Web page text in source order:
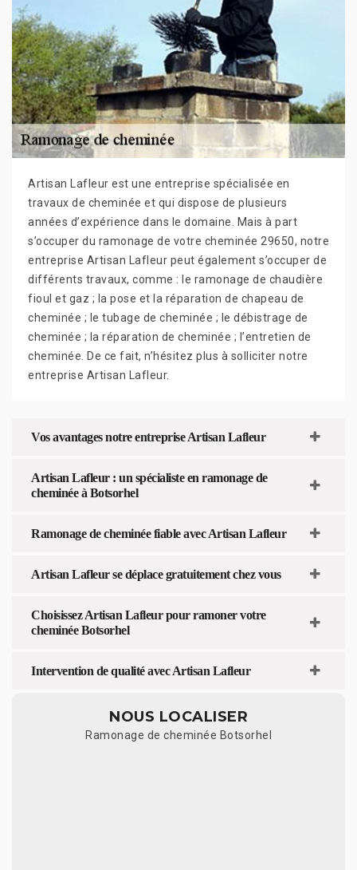
Artisan Lafleur est une entreprise spécialisée en
travaux de cheminée et qui dispose de plusieurs
années d’expérience dans le domaine. Mais à part
s’occuper du ramonage de votre cheminée 29650, notre
entreprise Artisan Lafleur peut également s’occuper de
différents travaux, comme : le ramonage de chaudière
fioul et gaz ; la pose et la réparation de chapeau de
cheminée ; le tubage de cheminée ; le débistrage de
cheminée ; la réparation de cheminée ; l’entretien de
cheminée. De ce fait, n’hésitez plus à solliciter notre
entreprise Artisan Lafleur.
Vos avantages notre entreprise Artisan Lafleur
Artisan Lafleur : un spécialiste en ramonage de
cheminée à Botsorhel
Ramonage de cheminée fiable avec Artisan Lafleur
Artisan Lafleur se déplace gratuitement chez vous
Choisissez Artisan Lafleur pour ramoner votre
cheminée Botsorhel
Intervention de qualité avec Artisan Lafleur
NOUS LOCALISER
Ramonage de cheminée Botsorhel